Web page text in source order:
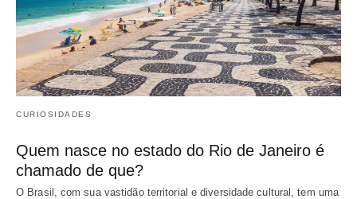
CURIOSIDADES
Quem nasce no estado do Rio de Janeiro é
chamado de que?
O Brasil, com sua vastidão territorial e diversidade cultural, tem uma